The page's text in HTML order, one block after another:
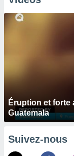
Éruption et forte
Guatemala
Suivez-nous